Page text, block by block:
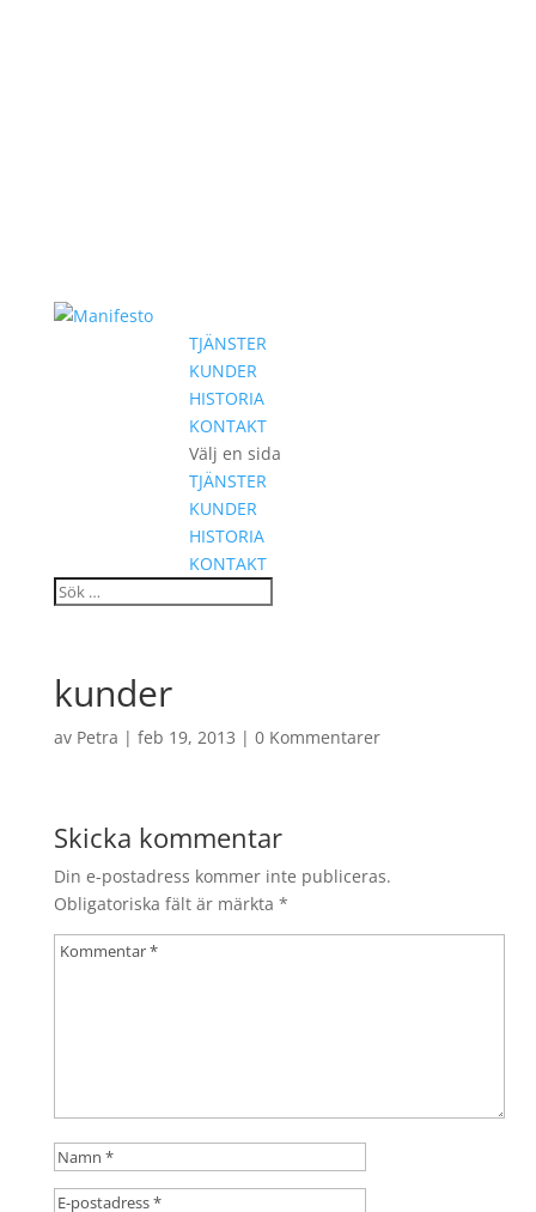
TJÄNSTER
KUNDER
HISTORIA
KONTAKT
Välj en sida
TJÄNSTER
KUNDER
HISTORIA
KONTAKT
kunder
av Petra | feb 19, 2013 | 0 Kommentarer
Skicka kommentar
Din e-postadress kommer inte publiceras.
Obligatoriska fält är märkta *